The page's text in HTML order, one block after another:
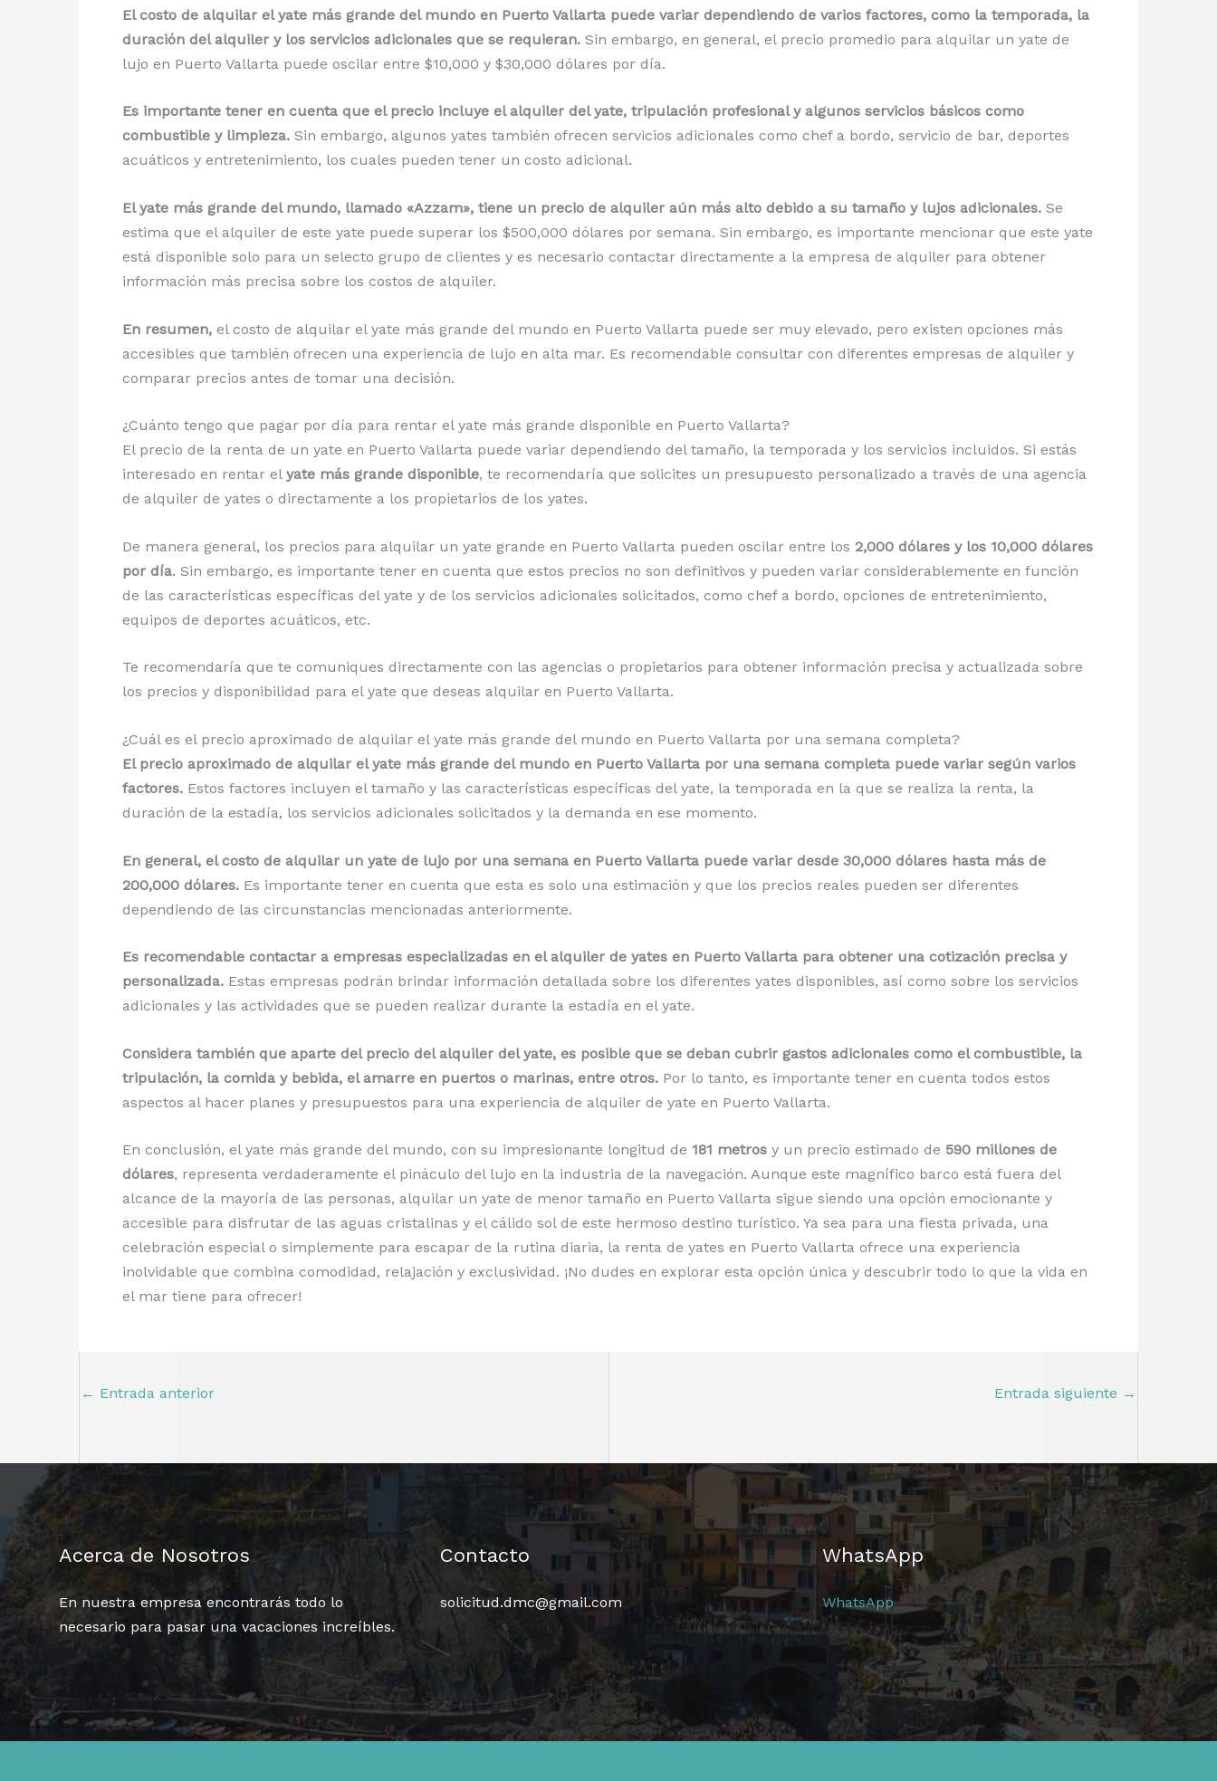
El costo de alquilar el yate más grande del mundo en Puerto Vallarta puede variar dependiendo de varios factores, como la temporada, la
duración del alquiler y los servicios adicionales que se requieran. Sin embargo, en general, el precio promedio para alquilar un yate de
lujo en Puerto Vallarta puede oscilar entre $10,000 y $30,000 dólares por día.
Es importante tener en cuenta que el precio incluye el alquiler del yate, tripulación profesional y algunos servicios básicos como
combustible y limpieza. Sin embargo, algunos yates también ofrecen servicios adicionales como chef a bordo, servicio de bar, deportes
acuáticos y entretenimiento, los cuales pueden tener un costo adicional.
El yate más grande del mundo, llamado «Azzam», tiene un precio de alquiler aún más alto debido a su tamaño y lujos adicionales. Se
estima que el alquiler de este yate puede superar los $500,000 dólares por semana. Sin embargo, es importante mencionar que este yate
está disponible solo para un selecto grupo de clientes y es necesario contactar directamente a la empresa de alquiler para obtener
información más precisa sobre los costos de alquiler.
En resumen, el costo de alquilar el yate más grande del mundo en Puerto Vallarta puede ser muy elevado, pero existen opciones más
accesibles que también ofrecen una experiencia de lujo en alta mar. Es recomendable consultar con diferentes empresas de alquiler y
comparar precios antes de tomar una decisión.
¿Cuánto tengo que pagar por día para rentar el yate más grande disponible en Puerto Vallarta?
El precio de la renta de un yate en Puerto Vallarta puede variar dependiendo del tamaño, la temporada y los servicios incluidos. Si estás
interesado en rentar el yate más grande disponible, te recomendaría que solicites un presupuesto personalizado a través de una agencia
de alquiler de yates o directamente a los propietarios de los yates.
De manera general, los precios para alquilar un yate grande en Puerto Vallarta pueden oscilar entre los 2,000 dólares y los 10,000 dólares
por día. Sin embargo, es importante tener en cuenta que estos precios no son definitivos y pueden variar considerablemente en función
de las características específicas del yate y de los servicios adicionales solicitados, como chef a bordo, opciones de entretenimiento,
equipos de deportes acuáticos, etc.
Te recomendaría que te comuniques directamente con las agencias o propietarios para obtener información precisa y actualizada sobre
los precios y disponibilidad para el yate que deseas alquilar en Puerto Vallarta.
¿Cuál es el precio aproximado de alquilar el yate más grande del mundo en Puerto Vallarta por una semana completa?
El precio aproximado de alquilar el yate más grande del mundo en Puerto Vallarta por una semana completa puede variar según varios
factores. Estos factores incluyen el tamaño y las características específicas del yate, la temporada en la que se realiza la renta, la
duración de la estadía, los servicios adicionales solicitados y la demanda en ese momento.
En general, el costo de alquilar un yate de lujo por una semana en Puerto Vallarta puede variar desde 30,000 dólares hasta más de
200,000 dólares. Es importante tener en cuenta que esta es solo una estimación y que los precios reales pueden ser diferentes
dependiendo de las circunstancias mencionadas anteriormente.
Es recomendable contactar a empresas especializadas en el alquiler de yates en Puerto Vallarta para obtener una cotización precisa y
personalizada. Estas empresas podrán brindar información detallada sobre los diferentes yates disponibles, así como sobre los servicios
adicionales y las actividades que se pueden realizar durante la estadía en el yate.
Considera también que aparte del precio del alquiler del yate, es posible que se deban cubrir gastos adicionales como el combustible, la
tripulación, la comida y bebida, el amarre en puertos o marinas, entre otros. Por lo tanto, es importante tener en cuenta todos estos
aspectos al hacer planes y presupuestos para una experiencia de alquiler de yate en Puerto Vallarta.
En conclusión, el yate más grande del mundo, con su impresionante longitud de 181 metros y un precio estimado de 590 millones de
dólares, representa verdaderamente el pináculo del lujo en la industria de la navegación. Aunque este magnífico barco está fuera del
alcance de la mayoría de las personas, alquilar un yate de menor tamaño en Puerto Vallarta sigue siendo una opción emocionante y
accesible para disfrutar de las aguas cristalinas y el cálido sol de este hermoso destino turístico. Ya sea para una fiesta privada, una
celebración especial o simplemente para escapar de la rutina diaria, la renta de yates en Puerto Vallarta ofrece una experiencia
inolvidable que combina comodidad, relajación y exclusividad. ¡No dudes en explorar esta opción única y descubrir todo lo que la vida en
el mar tiene para ofrecer!
← Entrada anterior Entrada siguiente →
Acerca de Nosotros
En nuestra empresa encontrarás todo lo
necesario para pasar una vacaciones increíbles.
Contacto
solicitud.dmc@gmail.com
WhatsApp
WhatsApp